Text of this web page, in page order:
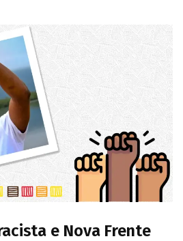
e Nova Frente